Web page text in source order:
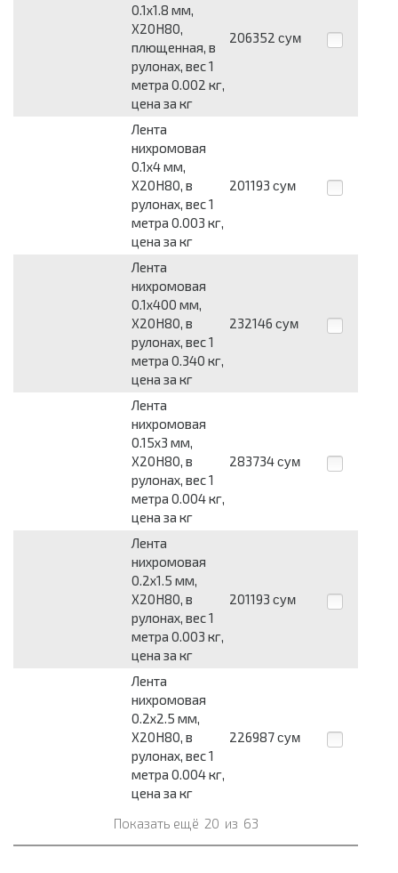
0.1x1.8 мм,
Х20Н80,
плющенная, в
рулонах, вес 1
метра 0.002 кг,
цена за кг
206352 сум
Лента
нихромовая
0.1x4 мм,
Х20Н80, в
рулонах, вес 1
метра 0.003 кг,
цена за кг
201193 сум
Лента
нихромовая
0.1x400 мм,
Х20Н80, в
рулонах, вес 1
метра 0.340 кг,
цена за кг
232146 сум
Лента
нихромовая
0.15x3 мм,
Х20Н80, в
рулонах, вес 1
метра 0.004 кг,
цена за кг
283734 сум
Лента
нихромовая
0.2x1.5 мм,
Х20Н80, в
рулонах, вес 1
метра 0.003 кг,
цена за кг
201193 сум
Лента
нихромовая
0.2x2.5 мм,
Х20Н80, в
рулонах, вес 1
метра 0.004 кг,
цена за кг
226987 сум
Показать ещё 20 из 63